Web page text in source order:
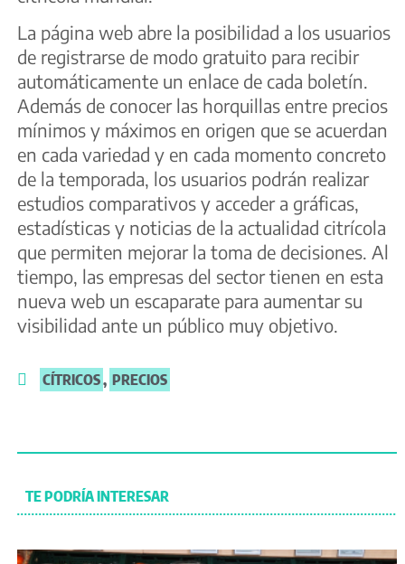
La página web abre la posibilidad a los usuarios
de registrarse de modo gratuito para recibir
automáticamente un enlace de cada boletín.
Además de conocer las horquillas entre precios
mínimos y máximos en origen que se acuerdan
en cada variedad y en cada momento concreto
de la temporada, los usuarios podrán realizar
estudios comparativos y acceder a gráficas,
estadísticas y noticias de la actualidad citrícola
que permiten mejorar la toma de decisiones. Al
tiempo, las empresas del sector tienen en esta
nueva web un escaparate para aumentar su
visibilidad ante un público muy objetivo.
CÍTRICOS, PRECIOS
TE PODRÍA INTERESAR